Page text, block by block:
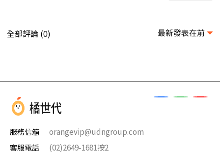
全部評論 (0) 最新發表在前
服務信箱
orangevip@udngroup.com
客服電話
(02)2649-1681按2